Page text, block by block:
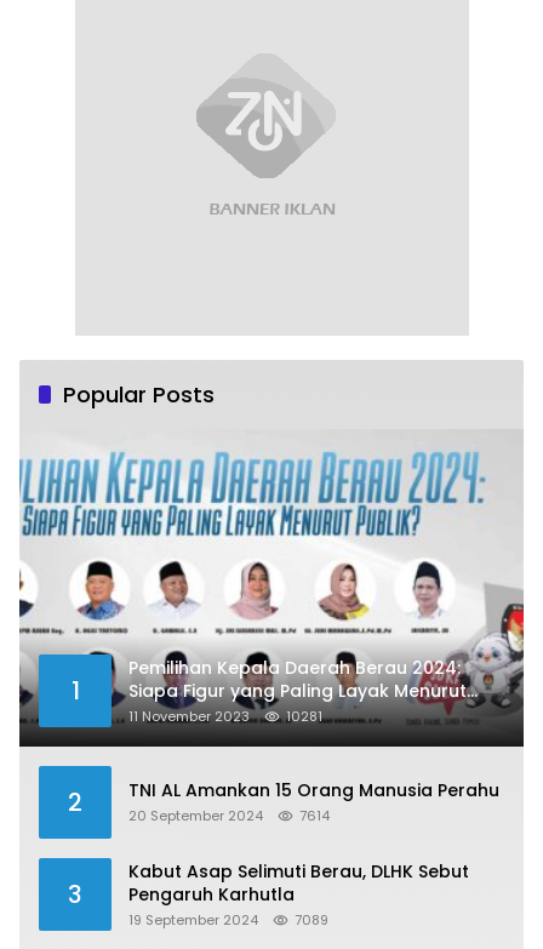
Popular Posts
1
Pemilihan Kepala Daerah Berau 2024:
Siapa Figur yang Paling Layak Menurut
Publik?
11 November 2023 10281
2 TNI AL Amankan 15 Orang Manusia Perahu
20 September 2024 7614
3
Kabut Asap Selimuti Berau, DLHK Sebut
Pengaruh Karhutla
19 September 2024 7089